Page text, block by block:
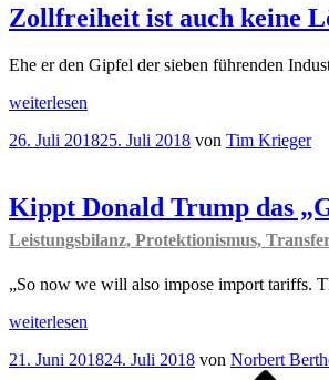
Handelspolitik
des
Trump
auf
die
multilaterale
zocken
bis
der
kommt?“
Zollfreiheit ist auch keine
Ehe er den Gipfel der sieben führenden
„Zollfreiheit
auch
weiterlesen
Veröffentlicht
26. Juli 201825. Juli 2018 von Tim Krieger
Kippt Donald Trump das
Leistungsbilanz, Protektionismus,
„So now we will also impose import tariffs.
„Kippt
Trump
weiterlesen
Veröffentlicht
21. Juni 201824. Juli 2018 von Norbert